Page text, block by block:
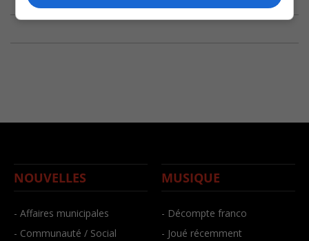
NOUVELLES
- Affaires municipales
- Communauté / Social
MUSIQUE
- Décompte franco
- Joué récemment